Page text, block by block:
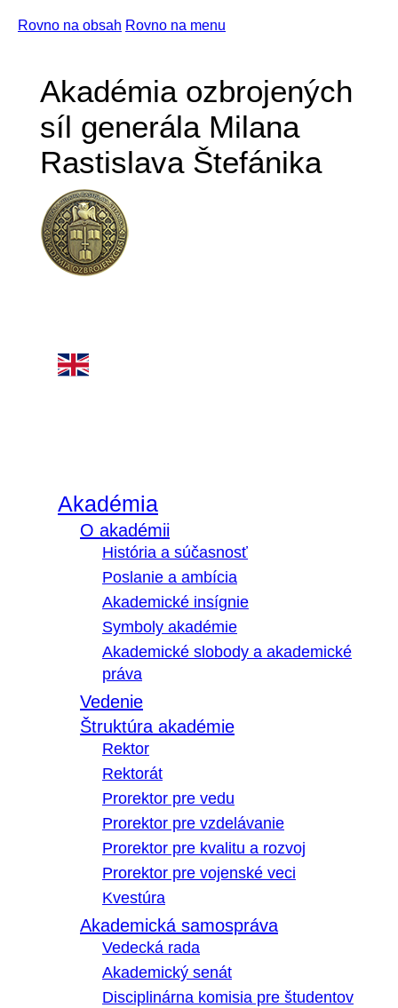
Rovno na obsah Rovno na menu
Akadémia ozbrojených
síl generála Milana
Rastislava Štefánika
Akadémia
O akadémii
História a súčasnosť
Poslanie a ambícia
Akademické insígnie
Symboly akadémie
Akademické slobody a akademické
práva
Vedenie
Štruktúra akadémie
Rektor
Rektorát
Prorektor pre vedu
Prorektor pre vzdelávanie
Prorektor pre kvalitu a rozvoj
Prorektor pre vojenské veci
Kvestúra
Akademická samospráva
Vedecká rada
Akademický senát
Disciplinárna komisia pre študentov